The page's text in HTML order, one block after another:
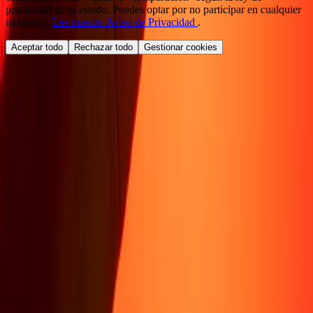
privacidad de tu estado. Puedes optar por no participar en cualquier
momento. Lee nuestro Aviso de Privacidad .
Aceptar todo Rechazar todo Gestionar cookies